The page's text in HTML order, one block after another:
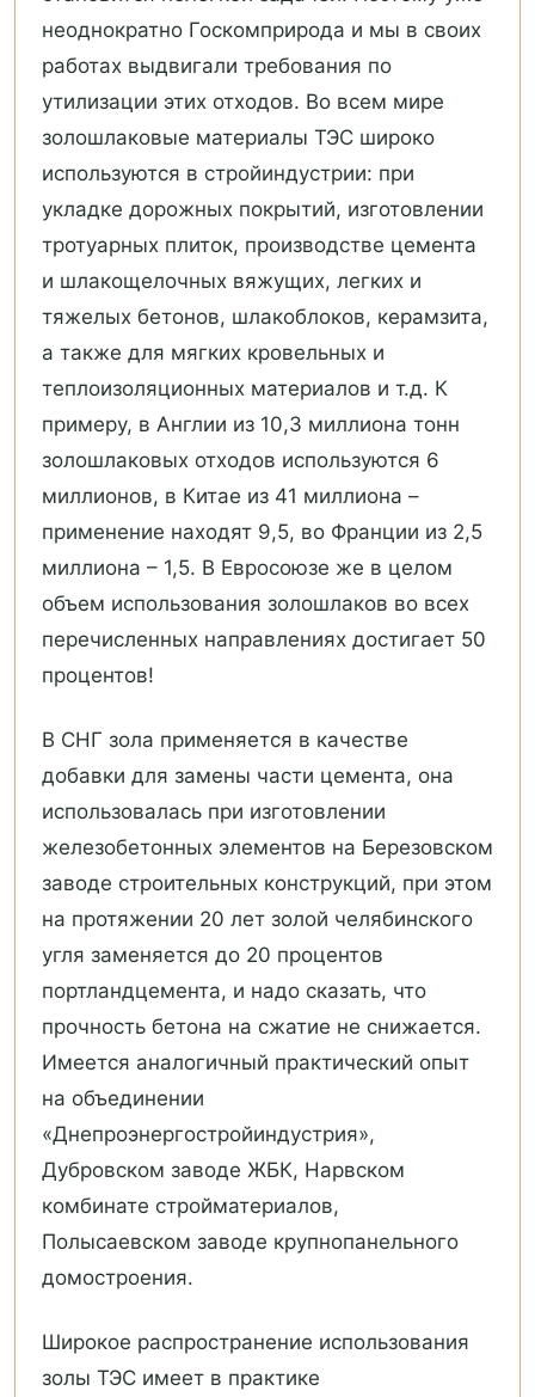
неоднократно Госкомприрода и мы в своих
работах выдвигали требования по
утилизации этих отходов. Во всем мире
золошлаковые материалы ТЭС широко
используются в стройиндустрии: при
укладке дорожных покрытий, изготовлении
тротуарных плиток, производстве цемента
и шлакощелочных вяжущих, легких и
тяжелых бетонов, шлакоблоков, керамзита,
а также для мягких кровельных и
теплоизоляционных материалов и т.д. К
примеру, в Англии из 10,3 миллиона тонн
золошлаковых отходов используются 6
миллионов, в Китае из 41 миллиона –
применение находят 9,5, во Франции из 2,5
миллиона – 1,5. В Евросоюзе же в целом
объем использования золошлаков во всех
перечисленных направлениях достигает 50
процентов!
В СНГ зола применяется в качестве
добавки для замены части цемента, она
использовалась при изготовлении
железобетонных элементов на Березовском
заводе строительных конструкций, при этом
на протяжении 20 лет золой челябинского
угля заменяется до 20 процентов
портландцемента, и надо сказать, что
прочность бетона на сжатие не снижается.
Имеется аналогичный практический опыт
на объединении
«Днепроэнергостройиндустрия»,
Дубровском заводе ЖБК, Нарвском
комбинате стройматериалов,
Полысаевском заводе крупнопанельного
домостроения.
Широкое распространение использования
золы ТЭС имеет в практике